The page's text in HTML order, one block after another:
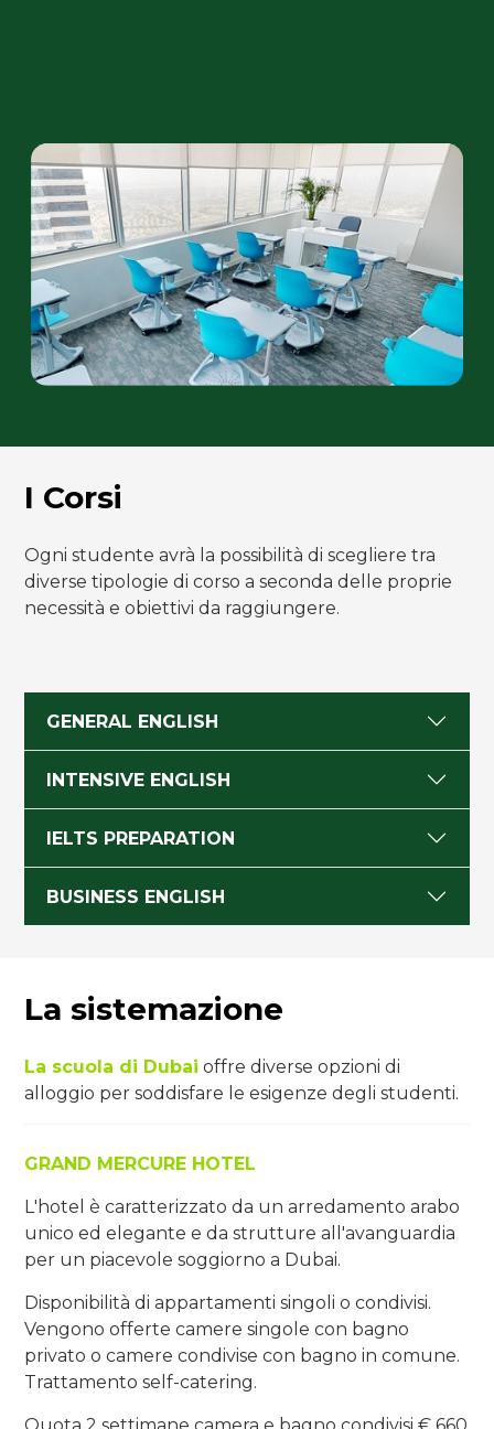
I Corsi
Ogni studente avrà la possibilità di scegliere tra
diverse tipologie di corso a seconda delle proprie
necessità e obiettivi da raggiungere.
GENERAL ENGLISH
INTENSIVE ENGLISH
IELTS PREPARATION
BUSINESS ENGLISH
La sistemazione
La scuola di Dubai offre diverse opzioni di
alloggio per soddisfare le esigenze degli studenti.
GRAND MERCURE HOTEL
L'hotel è caratterizzato da un arredamento arabo
unico ed elegante e da strutture all'avanguardia
per un piacevole soggiorno a Dubai.
Disponibilità di appartamenti singoli o condivisi.
Vengono offerte camere singole con bagno
privato o camere condivise con bagno in comune.
Trattamento self-catering.